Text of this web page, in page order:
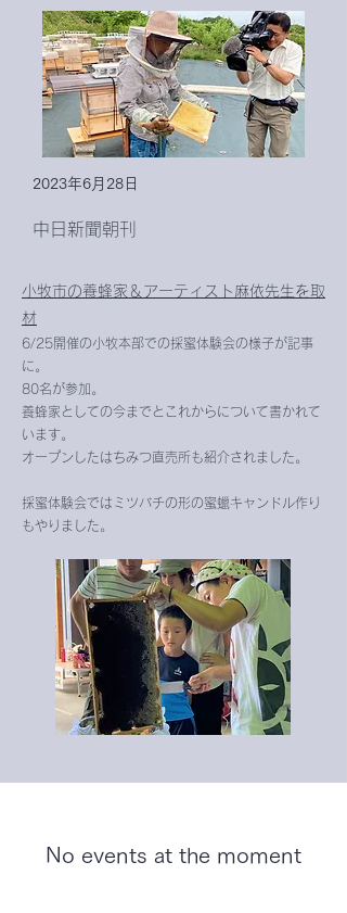
2023年6月28日
中日新聞朝刊
小牧市の養蜂家＆アーティスト麻依先生を取
材
6/25開催の小牧本部での採蜜体験会の様子が記事
に。
80名が参加 。
養蜂家としての今までとこれからについて書かれて
います。
オープンしたはちみつ直売所も紹介されました。
​採蜜体験会ではミツバチの形の蜜蠟キャンドル作り
もやりました。
No events at the moment